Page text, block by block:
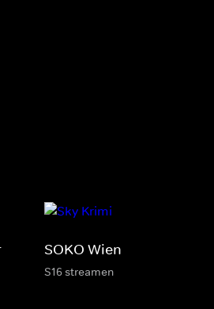
SOKO Wien
S16 streamen